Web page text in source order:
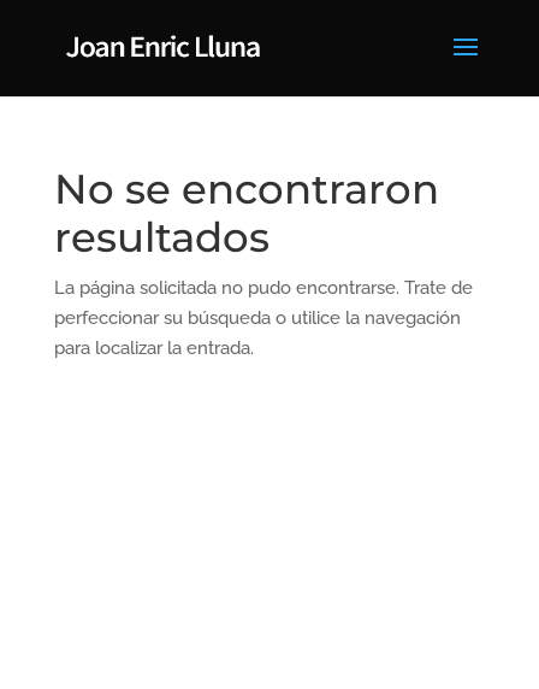
No se encontraron
resultados
La página solicitada no pudo encontrarse. Trate de
perfeccionar su búsqueda o utilice la navegación
para localizar la entrada.